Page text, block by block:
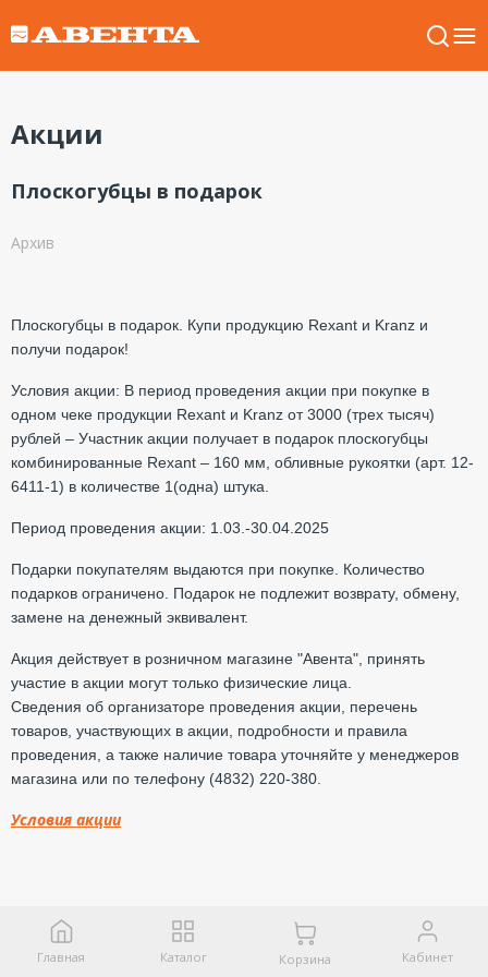
Акции
Плоскогубцы в подарок
Архив
Плоскогубцы в подарок. Купи продукцию Rexant и Kranz и
получи подарок!
Условия акции: В период проведения акции при покупке в
одном чеке продукции Rexant и Kranz от 3000 (трех тысяч)
рублей – Участник акции получает в подарок плоскогубцы
комбинированные Rexant – 160 мм, обливные рукоятки (арт. 12-
6411-1) в количестве 1(одна) штука.
Период проведения акции: 1.03.-30.04.2025
Подарки покупателям выдаются при покупке. Количество
подарков ограничено. Подарок не подлежит возврату, обмену,
замене на денежный эквивалент.
Акция действует в розничном магазине "Авента", принять
участие в акции могут только физические лица.
Сведения об организаторе проведения акции, перечень
товаров, участвующих в акции, подробности и правила
проведения, а также наличие товара уточняйте у менеджеров
магазина или по телефону (4832) 220-380.
Условия акции
Главная Каталог Корзина Кабинет